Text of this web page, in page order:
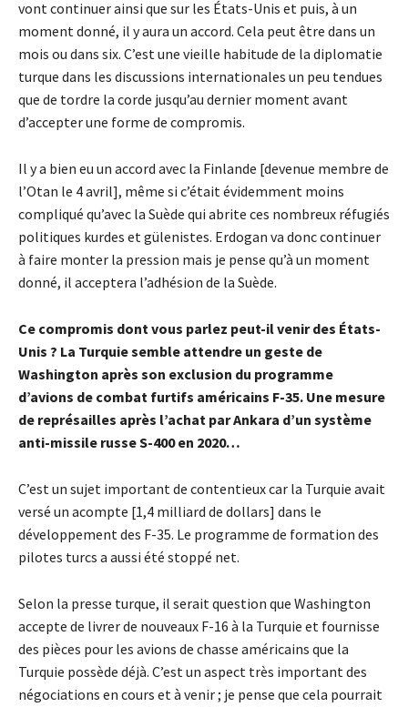
vont continuer ainsi que sur les États-Unis et puis, à un
moment donné, il y aura un accord. Cela peut être dans un
mois ou dans six. C’est une vieille habitude de la diplomatie
turque dans les discussions internationales un peu tendues
que de tordre la corde jusqu’au dernier moment avant
d’accepter une forme de compromis.
Il y a bien eu un accord avec la Finlande [devenue membre de
l’Otan le 4 avril], même si c’était évidemment moins
compliqué qu’avec la Suède qui abrite ces nombreux réfugiés
politiques kurdes et gülenistes. Erdogan va donc continuer
à faire monter la pression mais je pense qu’à un moment
donné, il acceptera l’adhésion de la Suède.
Ce compromis dont vous parlez peut-il venir des États-
Unis ? La Turquie semble attendre un geste de
Washington après son exclusion du programme
d’avions de combat furtifs américains F-35. Une mesure
de représailles après l’achat par Ankara d’un système
anti-missile russe S-400 en 2020…
C’est un sujet important de contentieux car la Turquie avait
versé un acompte [1,4 milliard de dollars] dans le
développement des F-35. Le programme de formation des
pilotes turcs a aussi été stoppé net.
Selon la presse turque, il serait question que Washington
accepte de livrer de nouveaux F-16 à la Turquie et fournisse
des pièces pour les avions de chasse américains que la
Turquie possède déjà. C’est un aspect très important des
négociations en cours et à venir ; je pense que cela pourrait